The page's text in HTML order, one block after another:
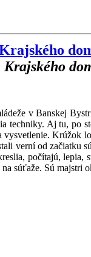
v Banskej
techniky. Aj tu, po
Krúžok
verní od
počítajú,
súťaže. Sú majstri